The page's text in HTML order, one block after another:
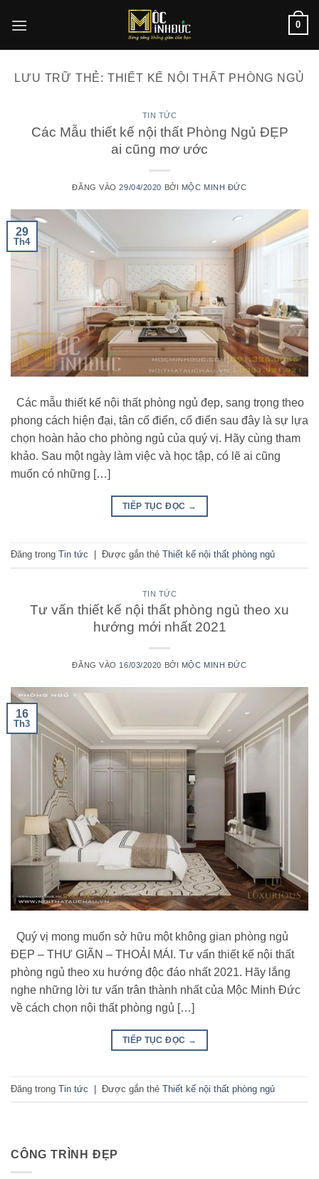
qua
0
LƯU TRỮ THẺ: THIẾT KẾ NỘI THẤT PHÒNG NGỦ
TIN TỨC
Các Mẫu thiết kế nội thất Phòng Ngủ ĐẸP
ai cũng mơ ước
ĐĂNG VÀO29/04/2020 BỞI MỘC MINH ĐỨC
29
Th4
Các mẫu thiết kế nội thất phòng ngủ đẹp, sang trọng theo
phong cách hiện đại, tân cổ điển, cổ điển sau đây là sự lựa
chọn hoàn hảo cho phòng ngủ của quý vị. Hãy cùng tham
khảo. Sau một ngày làm việc và học tập, có lẽ ai cũng
muốn có những […]
TIẾP TỤC ĐỌC →
Đăng trong Tin tức Được gắn thẻ Thiết kế nội thất phòng ngủ
TIN TỨC
Tư vấn thiết kế nội thất phòng ngủ theo xu
hướng mới nhất 2021
ĐĂNG VÀO16/03/2020 BỞI MỘC MINH ĐỨC
16
Th3
Quý vị mong muốn sở hữu một không gian phòng ngủ
ĐẸP – THƯ GIÃN – THOẢI MÁI. Tư vấn thiết kế nội thất
phòng ngủ theo xu hướng độc đáo nhất 2021. Hãy lắng
nghe những lời tư vấn trân thành nhất của Mộc Minh Đức
về cách chọn nội thất phòng ngủ […]
TIẾP TỤC ĐỌC →
Đăng trong Tin tức Được gắn thẻ Thiết kế nội thất phòng ngủ
CÔNG TRÌNH ĐẸP